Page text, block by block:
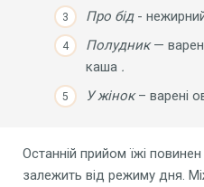
Про бід-
Полудник—
каша .
У жінок– варені
Останній прийом їжі
залежить від режиму дня.